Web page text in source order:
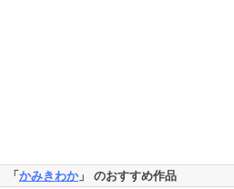
「 かみきわか」 のおすすめ作品